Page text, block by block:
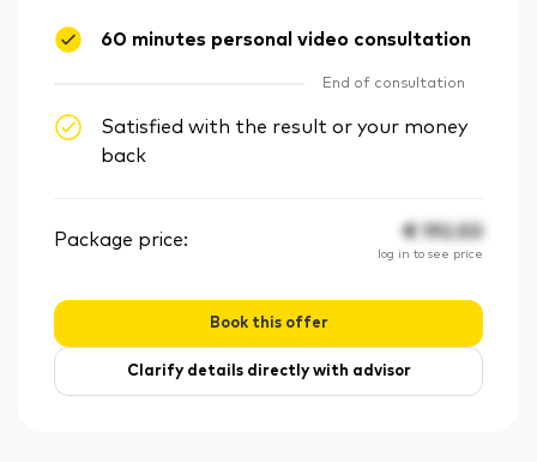
60 minutes personal video consultation
End of consultation
Satisfied with the result or your money
back
Package price: € 192.50
log in to see price
Book this offer
Clarify details directly with advisor